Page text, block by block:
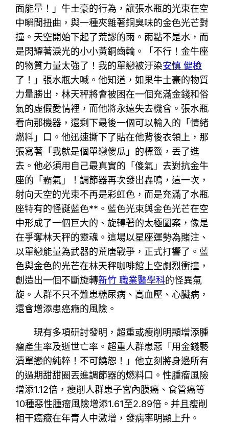
面能量！」牛土豪的行為，讓張水瓶的光束在空
中瞬間扭曲，與一種夾雜著銅臭味的金色光芒對
撞。天空開始下起了荒謬的雨。雨點不是水，而
是閃耀著淚光的小小黃銅齒輪。「不行！金牛座
的物質力量太強了！我的單戀被汙染安慎 健檢
了！」張水瓶大喊。他知道，如果牛土豪的物質
力量勝出，林天秤將會被困在一個充滿金錢和俗
氣的虛假愛情裡，而他將永遠失去機會。張水瓶
看向那機器，還剩下最後一個可以輸入的「情緒
燃料」口。他迅速撕下了貼在他背後衣領上，那
張寫著「我就是個單戀傻瓜」的標籤，丟了進
去。他必須用自己最真實的「傻氣」去對抗金牛
座的「霸氣」！調節器再次發出轟鳴，這一次，
射向天空的光束不再是彩虹色，而是充滿了水瓶
座特有的怪誕藍色**。藍色光束與金色光芒在空
中形成了一個巨大的、旋轉著的太極圖案，像是
在爭奪林天秤的靈魂。這場以星座運勢為賭注、
以單戀能量為武器的荒唐戰爭，正式打響了。藍
色與金色的光芒在林天秤咖啡館上空劇烈衝撞，
創造出一個不斷旋轉新竹 職業醫學科的怪異氣
旋。人群不只不難患糖尿病、高血壓、心臟病，
還會增添患癌癥的風險。
現有多項研討發明，超重或瘦削明顯增添腫
瘤產生率及逝世亡率。超重人群患惡「用金錢褻
瀆單戀的純粹！不可饒恕！」他立刻將身邊所有
的過期甜甜圈丟進調節器的燃料口。性腫瘤風險
增添1.12倍，瘦削人群患子宮內膜癌、食管癌等
10種惡性腫瘤風險增添1.61至2.89倍。并且瘦削
相干癌癥在年青人中激增，發病率明顯上升。